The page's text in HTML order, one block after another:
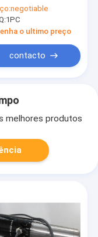
do rolamento de
negotiable
1PC
o ultimo preço
contacto
melhores produtos